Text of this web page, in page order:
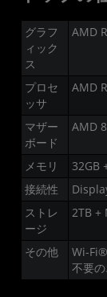
グラフ
ィック
ス
AMD
プロセ
ッサ
AMD
マザー
ボード
AMD
メモリ
32GB
接続性
ストレ
ージ
2TB +
その他
Wi-
不要